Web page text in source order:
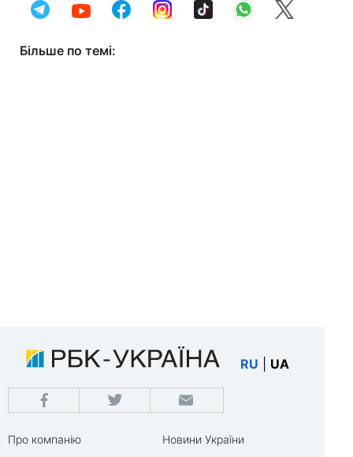
Більше по темі:
RU UA
Про компанію
Новини України